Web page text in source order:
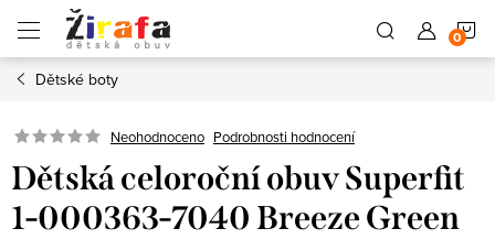
obsah
Dětské boty
Neohodnoceno Podrobnosti hodnocení
Dětská celoroční obuv Superfit
1-000363-7040 Breeze Green